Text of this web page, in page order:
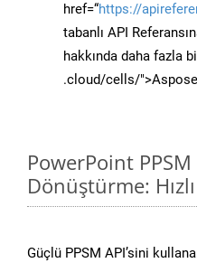
href=“https://
tabanlı API
hakkında daha fazla
.cloud/cells/
PowerPoint PPSM
Dönüştürme:
Güçlü PPSM API’sini